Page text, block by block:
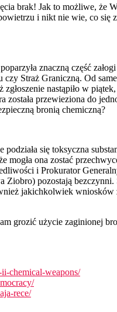
brak! Jak to możliwe, że
i nikt nie wie, co się
znaczną część
Straż Graniczną. Od
nastąpiło w
przewieziona do
bronią chemiczną?
się toksyczna
ona zostać
i Prokurator
pozostają
jakichkolwiek
użycie zaginionej
chemical-weapons/
rece/